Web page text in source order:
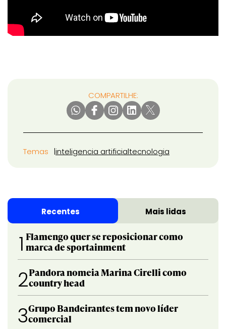
COMPARTILHE:
Temas inteligencia artificialtecnologia
Recentes Mais lidas
1 Flamengo quer se reposicionar como
marca de sportainment
2Pandora nomeia Marina Cirelli como
country head
3Grupo Bandeirantes tem novo líder
comercial